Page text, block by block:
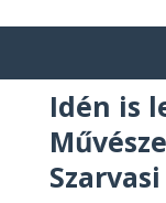
Idén is